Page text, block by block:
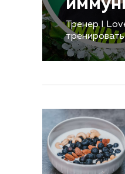
Тренер I